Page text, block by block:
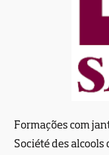
Formações com
Société des alcools